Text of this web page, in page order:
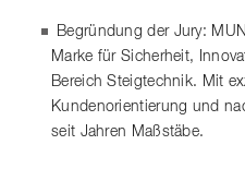
Begründung der Jury:
Marke für Sicherheit,
Bereich Steigtechnik. Mit
Kundenorientierung und
seit Jahren Maßstäbe.